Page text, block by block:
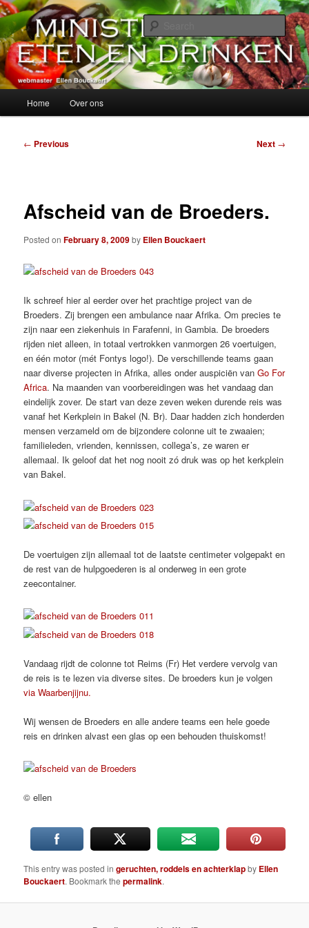
Skip
to
primary
contentMinisterie van Eten en Drinken
alles over eten, drinken en andere genoegens…
Home Over ons
Post
← Previous Next →
Afscheid van de Broeders.
Posted onFebruary 8, 2009by Ellen Bouckaert
Ik schreef hier al eerder over het prachtige project van de
Broeders. Zij brengen een ambulance naar Afrika. Om precies te
zijn naar een ziekenhuis in Farafenni, in Gambia. De broeders
rijden niet alleen, in totaal vertrokken vanmorgen 26 voertuigen,
en één motor (mét Fontys logo!). De verschillende teams gaan
naar diverse projecten in Afrika, alles onder auspiciën vanGo For
Africa. Na maanden van voorbereidingen was het vandaag dan
eindelijk zover. De start van deze zeven weken durende reis was
vanaf het Kerkplein in Bakel (N. Br). Daar hadden zich honderden
mensen verzameld om de bijzondere colonne uit te zwaaien;
familieleden, vrienden, kennissen, collega’s, ze waren er
allemaal. Ik geloof dat het nog nooit zó druk was op het kerkplein
van Bakel.
De voertuigen zijn allemaal tot de laatste centimeter volgepakt en
de rest van de hulpgoederen is al onderweg in een grote
zeecontainer.
Vandaag rijdt de colonne tot Reims (Fr) Het verdere vervolg van
de reis is te lezen via diverse sites. De broeders kun je volgen
via Waarbenjijnu.
Wij wensen de Broeders en alle andere teams een hele goede
reis en drinken alvast een glas op een behouden thuiskomst!
© ellen
This entry was posted ingeruchten, roddels en achterklapby Ellen
Bouckaert. Bookmark thepermalink.